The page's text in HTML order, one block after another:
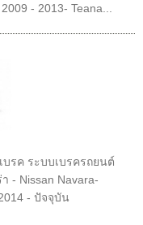
- 2013- Teana...
บรค ระบบเบรครถยนต์
- Nissan Navara-
- ปัจจุบัน